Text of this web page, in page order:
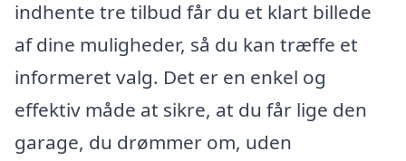
indhente tre tilbud får du et klart billede
af dine muligheder, så du kan træffe et
informeret valg. Det er en enkel og
effektiv måde at sikre, at du får lige den
garage, du drømmer om, uden